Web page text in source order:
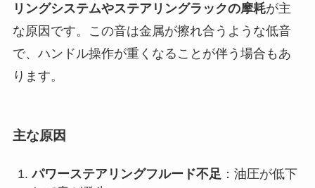
リングシステムやステアリングラックの摩耗が主
な原因です。この音は金属が擦れ合うような低音
で、ハンドル操作が重くなることが伴う場合もあ
ります。
主な原因
パワーステアリングフルード不足：油圧が低下